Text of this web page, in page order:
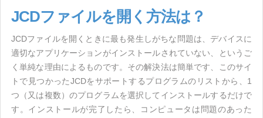
JCDファイルを開く方法は？
JCDファイルを開くときに最も発生しがちな問題は、デバイスに
適切なアプリケーションがインストールされていない、というご
く単純な理由によるものです。その解決法は簡単です、このサイ
トで見つかったJCDをサポートするプログラムのリストから、1
つ（又は複数）のプログラムを選択してインストールするだけで
す。インストールが完了したら、コンピュータは問題のあった